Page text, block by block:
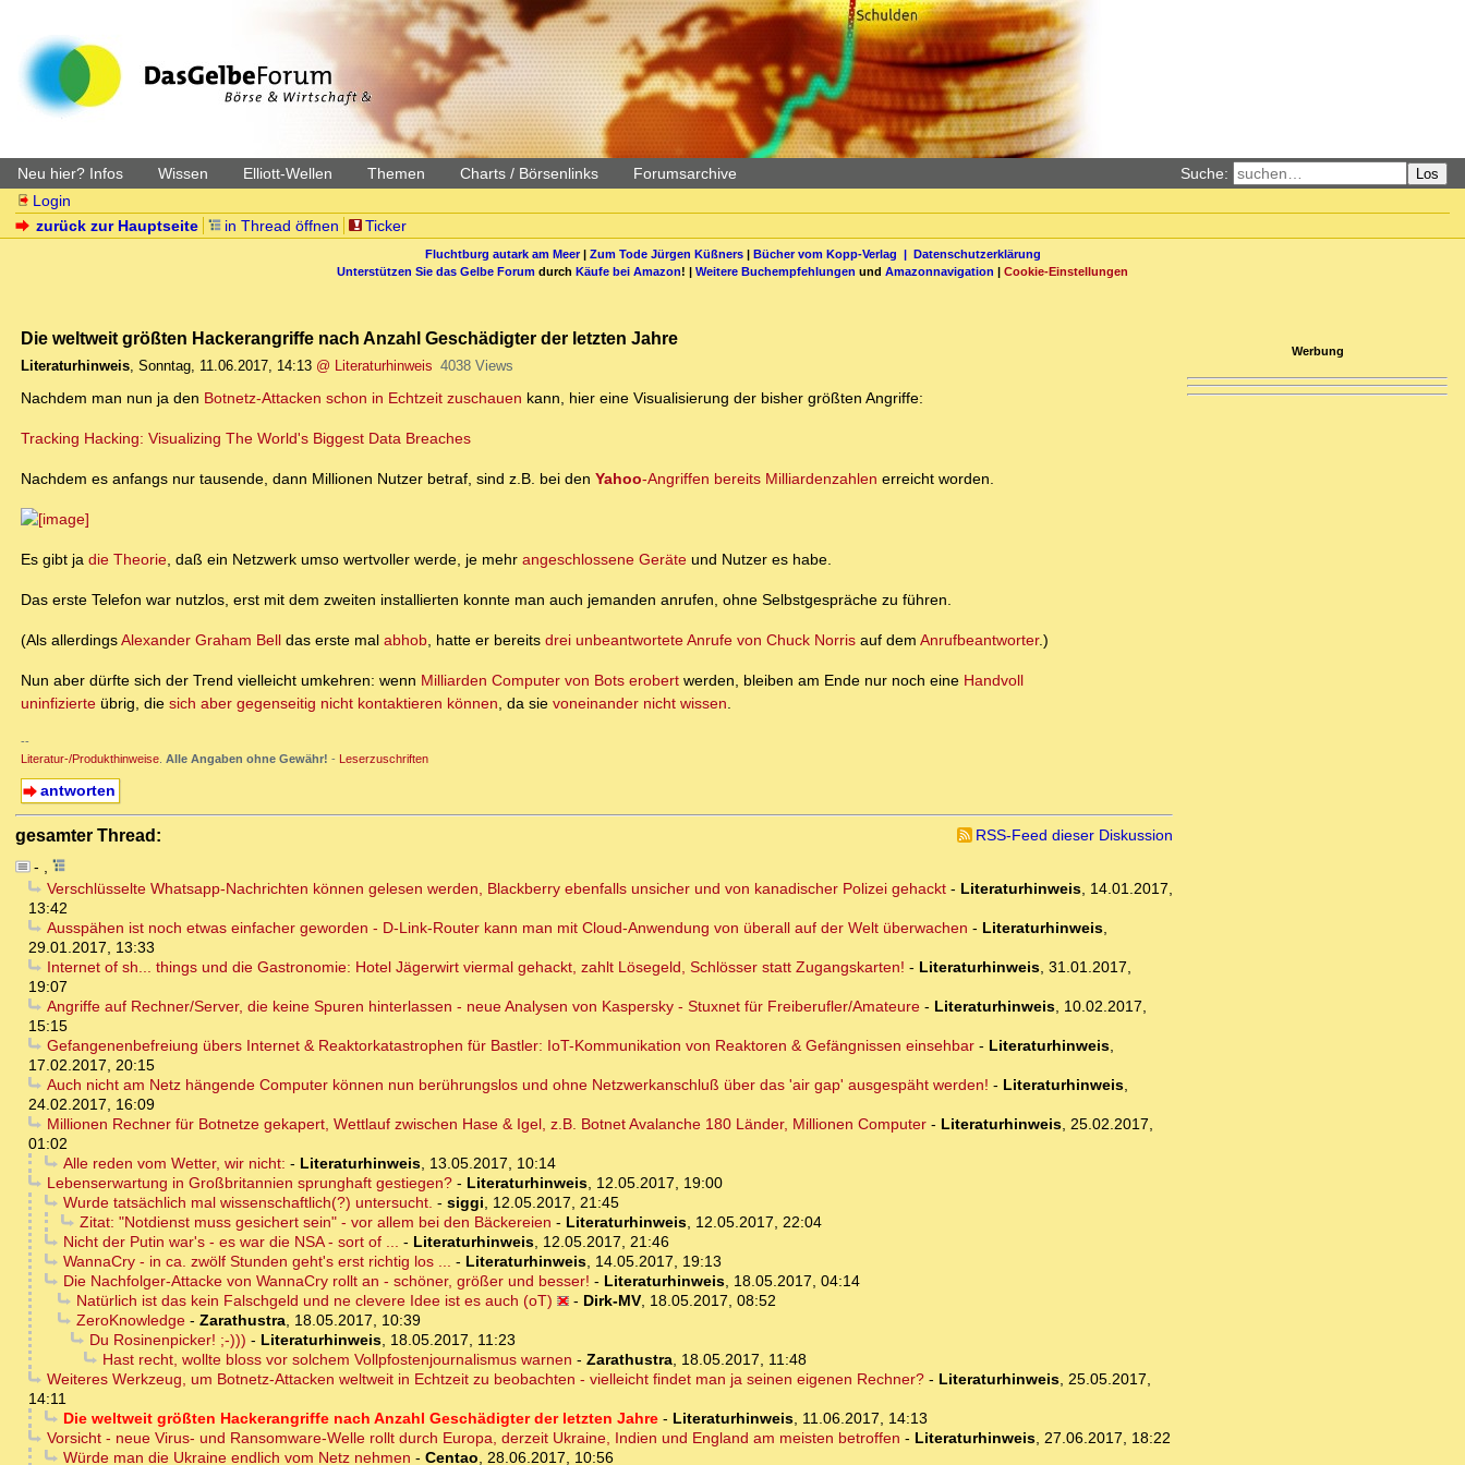
Neu hier? Infos Wissen Elliott-Wellen Themen Charts / Börsenlinks Forumsarchive Suche: Los
Login
zurück zur Hauptseite
in Thread öffnen Ticker
Fluchtburg autark am Meer| Zum Tode Jürgen Küßners| Bücher vom Kopp-Verlag | Datenschutzerklärung
Unterstützen Sie das Gelbe Forum durch Käufe bei Amazon! | Weitere Buchempfehlungen und Amazonnavigation | Cookie-Einstellungen
Die weltweit größten Hackerangriffe nach Anzahl Geschädigter der letzten Jahre
Literaturhinweis, Sonntag, 11.06.2017, 14:13 @ Literaturhinweis 4038 Views
Nachdem man nun ja den Botnetz-Attacken schon in Echtzeit zuschauen kann, hier eine Visualisierung der bisher größten Angriffe:
Tracking Hacking: Visualizing The World's Biggest Data Breaches
Nachdem es anfangs nur tausende, dann Millionen Nutzer betraf, sind z.B. bei den Yahoo-Angriffen bereits Milliardenzahlen erreicht worden.
Es gibt ja die Theorie, daß ein Netzwerk umso wertvoller werde, je mehr angeschlossene Geräte und Nutzer es habe.
Das erste Telefon war nutzlos, erst mit dem zweiten installierten konnte man auch jemanden anrufen, ohne Selbstgespräche zu führen.
(Als allerdingsAlexander Graham Bell das erste mal abhob, hatte er bereits drei unbeantwortete Anrufe von Chuck Norris auf dem Anrufbeantworter.)
Nun aber dürfte sich der Trend vielleicht umkehren: wenn Milliarden Computer von Bots erobert werden, bleiben am Ende nur noch eine Handvoll
uninfizierte übrig, die sich aber gegenseitig nicht kontaktieren können, da sie voneinander nicht wissen.
--
Literatur-/Produkthinweise. Alle Angaben ohne Gewähr! - Leserzuschriften
antworten
gesamter Thread:
RSS-Feed dieser Diskussion
- ,
Verschlüsselte Whatsapp-Nachrichten können gelesen werden, Blackberry ebenfalls unsicher und von kanadischer Polizei gehackt- Literaturhinweis, 14.01.2017,
13:42
Ausspähen ist noch etwas einfacher geworden - D-Link-Router kann man mit Cloud-Anwendung von überall auf der Welt überwachen - Literaturhinweis,
29.01.2017, 13:33
Internet of sh... things und die Gastronomie: Hotel Jägerwirt viermal gehackt, zahlt Lösegeld, Schlösser statt Zugangskarten! - Literaturhinweis, 31.01.2017,
19:07
Angriffe auf Rechner/Server, die keine Spuren hinterlassen - neue Analysen von Kaspersky - Stuxnet für Freiberufler/Amateure- Literaturhinweis, 10.02.2017,
15:15
Gefangenenbefreiung übers Internet & Reaktorkatastrophen für Bastler: IoT-Kommunikation von Reaktoren & Gefängnissen einsehbar- Literaturhinweis,
17.02.2017, 20:15
Auch nicht am Netz hängende Computer können nun berührungslos und ohne Netzwerkanschluß über das 'air gap' ausgespäht werden! - Literaturhinweis,
24.02.2017, 16:09
Millionen Rechner für Botnetze gekapert, Wettlauf zwischen Hase & Igel, z.B. Botnet Avalanche 180 Länder, Millionen Computer- Literaturhinweis, 25.02.2017,
01:02
Alle reden vom Wetter, wir nicht: - Literaturhinweis, 13.05.2017, 10:14
Lebenserwartung in Großbritannien sprunghaft gestiegen?- Literaturhinweis, 12.05.2017, 19:00
Wurde tatsächlich mal wissenschaftlich(?) untersucht. - siggi, 12.05.2017, 21:45
Zitat: "Notdienst muss gesichert sein" - vor allem bei den Bäckereien - Literaturhinweis, 12.05.2017, 22:04
Nicht der Putin war's - es war die NSA - sort of ... - Literaturhinweis, 12.05.2017, 21:46
WannaCry - in ca. zwölf Stunden geht's erst richtig los ... - Literaturhinweis, 14.05.2017, 19:13
Die Nachfolger-Attacke von WannaCry rollt an - schöner, größer und besser! - Literaturhinweis, 18.05.2017, 04:14
Natürlich ist das kein Falschgeld und ne clevere Idee ist es auch (oT)
- Dirk-MV, 18.05.2017, 08:52
ZeroKnowledge- Zarathustra, 18.05.2017, 10:39
Du Rosinenpicker! ;-))) - Literaturhinweis, 18.05.2017, 11:23
Hast recht, wollte bloss vor solchem Vollpfostenjournalismus warnen - Zarathustra, 18.05.2017, 11:48
Weiteres Werkzeug, um Botnetz-Attacken weltweit in Echtzeit zu beobachten - vielleicht findet man ja seinen eigenen Rechner?- Literaturhinweis, 25.05.2017,
14:11
Die weltweit größten Hackerangriffe nach Anzahl Geschädigter der letzten Jahre- Literaturhinweis, 11.06.2017, 14:13
Vorsicht - neue Virus- und Ransomware-Welle rollt durch Europa, derzeit Ukraine, Indien und England am meisten betroffen - Literaturhinweis, 27.06.2017, 18:22
Würde man die Ukraine endlich vom Netz nehmen - Centao, 28.06.2017, 10:56
Werbung